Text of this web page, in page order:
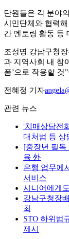
단원들은 각 분야
시민단체와 협력
간 멘토링 활동 등
조성명 강남구청
과 지역사회 내 참
폼’으로 작용할 것
전혜정 기자
관련 뉴스
'치매상담전
대처법 등 상
[중장년 필독
육 外
은행 업무에
서비스
시니어에게
강남구청장
최
STO 하위법
제시